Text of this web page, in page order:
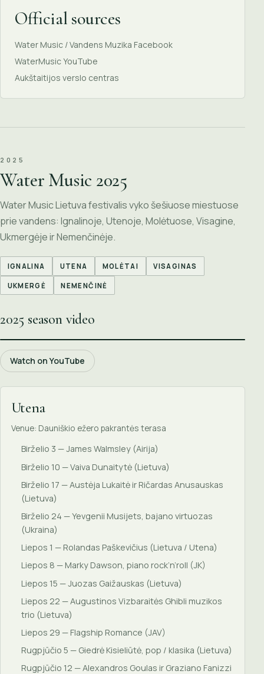
Official sources
Water Music / Vandens Muzika Facebook
WaterMusic YouTube
Aukštaitijos verslo centras
2025
Water Music 2025
Water Music Lietuva festivalis vyko šešiuose miestuose
prie vandens: Ignalinoje, Utenoje, Molėtuose, Visagine,
Ukmergėje ir Nemenčinėje.
IGNALINA UTENA MOLĖTAI VISAGINAS
UKMERGĖ NEMENČINĖ
2025 season video
Watch on YouTube
Utena
Venue: Dauniškio ežero pakrantės terasa
Birželio 3 — James Walmsley (Airija)
Birželio 10 — Vaiva Dunaitytė (Lietuva)
Birželio 17 — Austėja Lukaitė ir Ričardas Anusauskas
(Lietuva)
Birželio 24 — Yevgenii Musijets, bajano virtuozas
(Ukraina)
Liepos 1 — Rolandas Paškevičius (Lietuva / Utena)
Liepos 8 — Marky Dawson, piano rock’n’roll (JK)
Liepos 15 — Juozas Gaižauskas (Lietuva)
Liepos 22 — Augustinos Vizbaraitės Ghibli muzikos
trio (Lietuva)
Liepos 29 — Flagship Romance (JAV)
Rugpjūčio 5 — Giedrė Kisieliūtė, pop / klasika (Lietuva)
Rugpjūčio 12 — Alexandros Goulas ir Graziano Fanizzi